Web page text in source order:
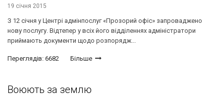
19 січня 2015
З 12 січня у Центрі адмінпослуг «Прозорий офіс» запроваджено
нову послугу. Відтепер у всіх його відділеннях адміністратори
приймають документи щодо розпорядж...
Переглядів: 6682 Більше
Воюють за землю